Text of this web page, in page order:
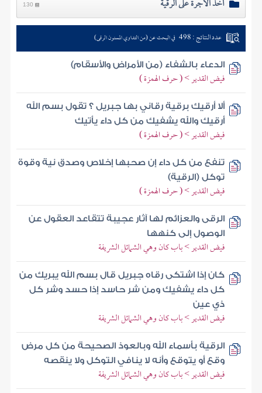
أخذ الأجرة على الرقية 130
عدد النتائج : 498 في البحث عن (من التداوي المسنون الرقى)
الدعاء بالشفاء (من الأمراض والأسقام)
فيض القدير > ( حرف الهمزة )
ألا أرقيك برقية رقاني بها جبريل ؟ تقول بسم الله
أرقيك والله يشفيك من كل داء يأتيك
فيض القدير > ( حرف الهمزة )
تنفع من كل داء إن صحبها إخلاص وصدق نية وقوة
توكل (الرقية)
فيض القدير > ( حرف الهمزة )
الرقى والعزائم لها آثار عجيبة تتقاعد العقول عن
الوصول إلى كنهها
فيض القدير > باب كان وهي الشمائل الشريفة
كان إذا اشتكى رقاه جبريل قال بسم الله يبريك من
كل داء يشفيك ومن شر حاسد إذا حسد وشر كل
ذي عين
فيض القدير > باب كان وهي الشمائل الشريفة
الرقية بأسماء الله وبالعوذ الصحيحة من كل مرض
وقع أو يتوقع وأنه لا ينافي التوكل ولا ينقصه
فيض القدير > باب كان وهي الشمائل الشريفة